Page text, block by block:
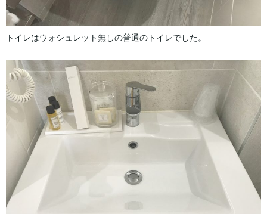
トイレはウォシュレット無しの普通のトイレでした。